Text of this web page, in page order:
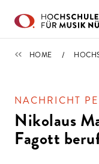
IMPORTIERT
HOME
NACHRICHT
Nikolaus
Fagott